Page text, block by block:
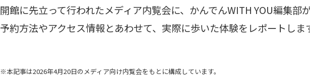
開館に先立って行われたメディア内覧会に、かんでんWITH YOU編集部
予約方法やアクセス情報とあわせて、実際に歩いた体験をレポートしま
※本記事は2026年4月20日のメディア向け内覧会をもとに構成しています。